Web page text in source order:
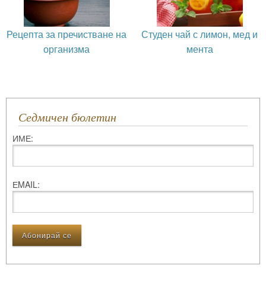
Рецепта за пречистване на
организма
Студен чай с лимон, мед и
мента
Седмичен бюлетин
ИМЕ:
ЕMAIL: